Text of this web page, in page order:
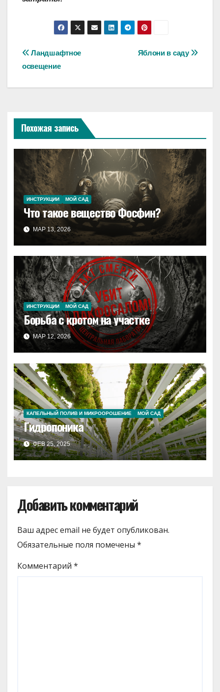
Навигация
по
Яблони в саду
Ландшафтное
освещение
Похожая запись
ИНСТРУКЦИИ МОЙ САД
Что такое вещество Фосфин?
МАР 13, 2026
ИНСТРУКЦИИ МОЙ САД
Борьба с кротом на участке
МАР 12, 2026
КАПЕЛЬНЫЙ ПОЛИВ И МИКРООРОШЕНИЕ МОЙ САД
Гидропоника
ФЕВ 25, 2025
Добавить комментарий
Ваш адрес email не будет опубликован.
Обязательные поля помечены *
Комментарий *